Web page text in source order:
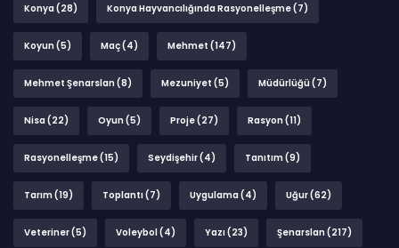
Konya(28) Konya Hayvancılığında Rasyonelleşme(7)
Koyun(5) Maç(4) Mehmet (147)
Mehmet Şenarslan(8) Mezuniyet (5) Müdürlüğü(7)
Nisa(22) Oyun(5) Proje(27) Rasyon(11)
Rasyonelleşme(15) Seydişehir(4) Tanıtım(9)
Tarım(19) Toplantı(7) Uygulama(4) Uğur(62)
Veteriner(5) Voleybol(4) Yazı(23) Şenarslan(217)